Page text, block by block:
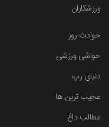
ورزشکاران
حوادث روز
حواشی ورزشی
دنیای رپ
عجیب ترین ها
مطالب داغ